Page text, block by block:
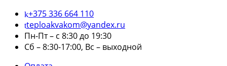
+375 336 664 110
teploakvakom@yandex.ru
Пн-Пт – с 8:30 до 19:30
Сб – 8:30-17:00, Вс – выходной